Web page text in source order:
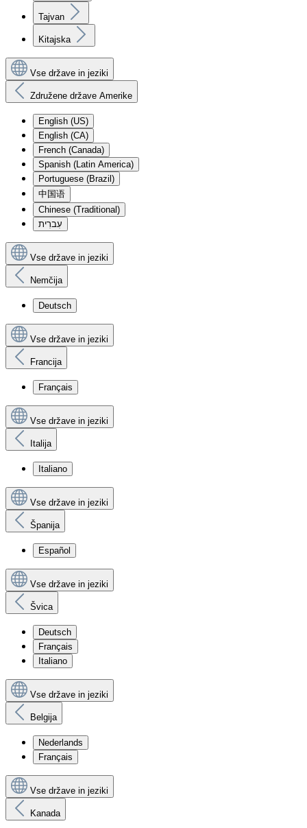
Tajvan
Kitajska
Vse države in jeziki
Združene države Amerike
English (US)
English (CA)
French (Canada)
Spanish (Latin America)
Portuguese (Brazil)
中国语
Chinese (Traditional)
עִברִית
Vse države in jeziki
Nemčija
Deutsch
Vse države in jeziki
Francija
Français
Vse države in jeziki
Italija
Italiano
Vse države in jeziki
Španija
Español
Vse države in jeziki
Švica
Deutsch
Français
Italiano
Vse države in jeziki
Belgija
Nederlands
Français
Vse države in jeziki
Kanada